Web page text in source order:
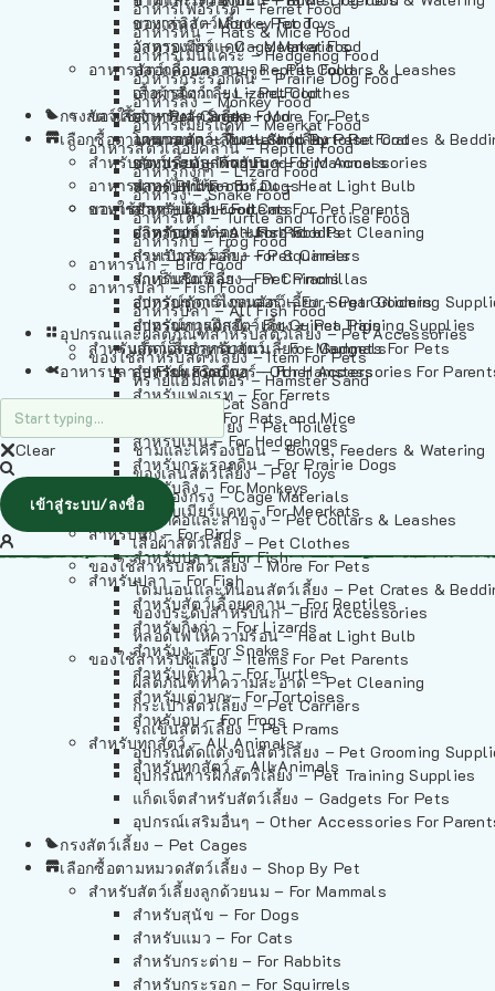
อาหารเฟอร์เร็ต – Ferret Food
อาหารหนู – Rats & Mice Food
อาหารเม่นแคระ – Hedgehog Food
อาหารกระรอกดิน – Prairie Dog Food
อาหารลิง – Monkey Food
อาหารเมียร์แคท – Meerkat Food
อาหารสัตว์เลี้อยคลาน – Reptile Food
อาหารกิ้งก่า – Lizard Food
อาหารงู – Snake Food
อาหารเต่า – Turtle and Tortoise Food
อาหารกบ – Frog Food
อาหารนก – Bird Food
อาหารปลา – Fish Food
อาหารปลา – All Fish Food
อุปกรณและผลิตภัณฑ์สำหรับสัตว์เลี้ยง – Pet Accessories
ของใช้สำหรับสัตว์เลี้ยง – Item For Pets
ทรายแฮมสเตอร์ – Hamster Sand
ทรายแมว – Cat Sand
ห้องน้ำสัตว์เลี้ยง – Pet Toilets
ชามและเครื่องป้อน – Bowls, Feeders & Watering
ของเล่นสัตว์เลี้ยง – Pet Toys
วัสดุรองกรง – Cage Materials
ปลอกคอและสายจูง – Pet Collars & Leashes
เสื้อผ้าสัตว์เลี้ยง – Pet Clothes
ของใช้สำหรับสัตว์เลี้ยง – More For Pets
โดมนอนและที่นอนสัตว์เลี้ยง – Pet Crates &
ของประดับสำหรับนก – Bird Accessories
หลอดไฟให้ความร้อน – Heat Light Bulb
ของใช้สำหรับผู้เลี้ยง – Items For Pet Parents
ผลิตภัณฑ์ทำความสะอาด – Pet Cleaning
กระเป๋าสัตว์เลี้ยง – Pet Carriers
รถเข็นสัตว์เลี้ยง – Pet Prams
อุปกรณ์ตัดแต่งขนสัตว์เลี้ยง – Pet Grooming
อุปกรณ์การฝึกสัตว์เลี้ยง – Pet Training Supplies
แก็ดเจ็ตสำหรับสัตว์เลี้ยง – Gadgets For Pets
อุปกรณ์เสริมอื่นๆ – Other Accessories For
กรงสัตว์เลี้ยง – Pet Cages
เลือกซื้อตามหมวดสัตว์เลี้ยง – Shop By Pet
สำหรับสัตว์เลี้ยงลูกด้วยนม – For Mammals
สำหรับสุนัข – For Dogs
สำหรับแมว – For Cats
สำหรับกระต่าย – For Rabbits
สำหรับกระรอก – For Squirrels
อาหารลิง – Monkey Food
อาหารเมียร์แคท – Meerkat Food
อาหารสัตว์เลี้อยคลาน – Reptile Food
อาหารกิ้งก่า – Lizard Food
อาหารงู – Snake Food
อาหารเต่า – Turtle and Tortoise Food
อาหารกบ – Frog Food
อาหารนก – Bird Food
อาหารปลา – Fish Food
อาหารปลา – All Fish Food
ของเล่นสัตว์เลี้ยง – Pet Toys
วัสดุรองกรง – Cage Materials
ปลอกคอและสายจูง – Pet Collars & Leashes
เสื้อผ้าสัตว์เลี้ยง – Pet Clothes
ของใช้สำหรับสัตว์เลี้ยง – More For Pets
โดมนอนและที่นอนสัตว์เลี้ยง – Pet Crates &
ของประดับสำหรับนก – Bird Accessories
หลอดไฟให้ความร้อน – Heat Light Bulb
ของใช้สำหรับผู้เลี้ยง – Items For Pet Parents
ผลิตภัณฑ์ทำความสะอาด – Pet Cleaning
กระเป๋าสัตว์เลี้ยง – Pet Carriers
รถเข็นสัตว์เลี้ยง – Pet Prams
อุปกรณ์ตัดแต่งขนสัตว์เลี้ยง – Pet Grooming
อุปกรณ์การฝึกสัตว์เลี้ยง – Pet Training Supplies
แก็ดเจ็ตสำหรับสัตว์เลี้ยง – Gadgets For Pets
อุปกรณ์เสริมอื่นๆ – Other Accessories For
กรงสัตว์เลี้ยง – Pet Cages
เลือกซื้อตามหมวดสัตว์เลี้ยง – Shop By Pet
สำหรับสัตว์เลี้ยงลูกด้วยนม – For Mammals
สำหรับสุนัข – For Dogs
สำหรับแมว – For Cats
สำหรับกระต่าย – For Rabbits
สำหรับกระรอก – For Squirrels
สำหรับชินชิล่า – For Chinchillas
สำหรับชูการ์ไกลเดอร์ – For Sugar Gliders
สำหรับหนูแกสบี้ – For Guinea Pigs
สำหรับสัตว์เลี้ยงลูกด้วยนม – For Mammals
สำหรับแฮมสเตอร์ – For Hamsters
สำหรับเฟอเรท – For Ferrets
สำหรับหนู – For Rats and Mice
สำหรับเม่น – For Hedgehogs
สำหรับกระรอกดิน – For Prairie Dogs
สำหรับลิง – For Monkeys
สำหรับเมียร์แคท – For Meerkats
สำหรับนก – For Birds
สำหรับปลา – For Fish
สำหรับปลา – For Fish
สำหรับสัตว์เลื้อยคลาน – For Reptiles
สำหรับกิ้งก่า – For Lizards
สำหรับงู – For Snakes
สำหรับเต่าน้ำ – For Turtles
สำหรับเต่าบก – For Tortoises
สำหรับกบ – For Frogs
สำหรับทุกสัตว์ – All Animals
สำหรับทุกสัตว์ – All Animals
อาหารปลา – Fish Food
Clear
เข้าสู่ระบบ/ลงชื่อ